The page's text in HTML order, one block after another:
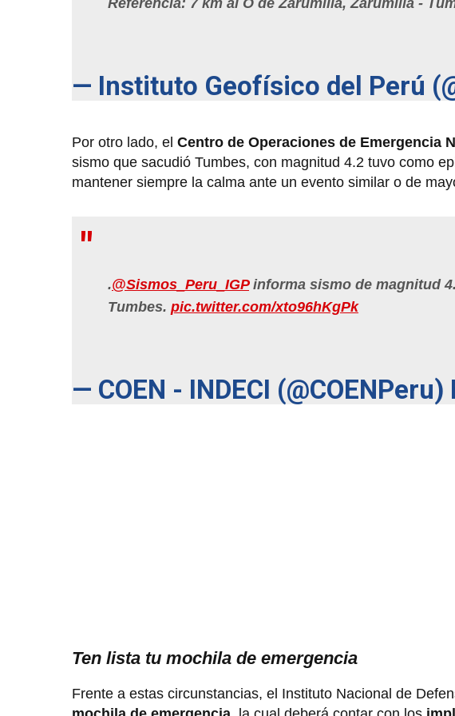
Referencia: 7 km al O de Zarumilla, Zarumilla -
— Instituto Geofísico del Perú
Por otro lado, el Centro de Operaciones de Emergencia
sismo que sacudió Tumbes, con magnitud 4.2 tuvo como
mantener siempre la calma ante un evento similar o de
.@Sismos_Peru_IGPinforma sismo de magnitud
Tumbes. pic.twitter.com/xto96hKgPk
— COEN - INDECI (@COENPeru)
Ten lista tu mochila de emergencia
Frente a estas circunstancias, el Instituto Nacional de